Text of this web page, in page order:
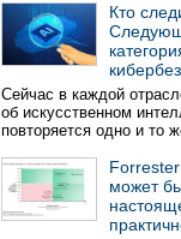
Кто
Сейчас в каждой
об искусственном
повторяется одно и то
может